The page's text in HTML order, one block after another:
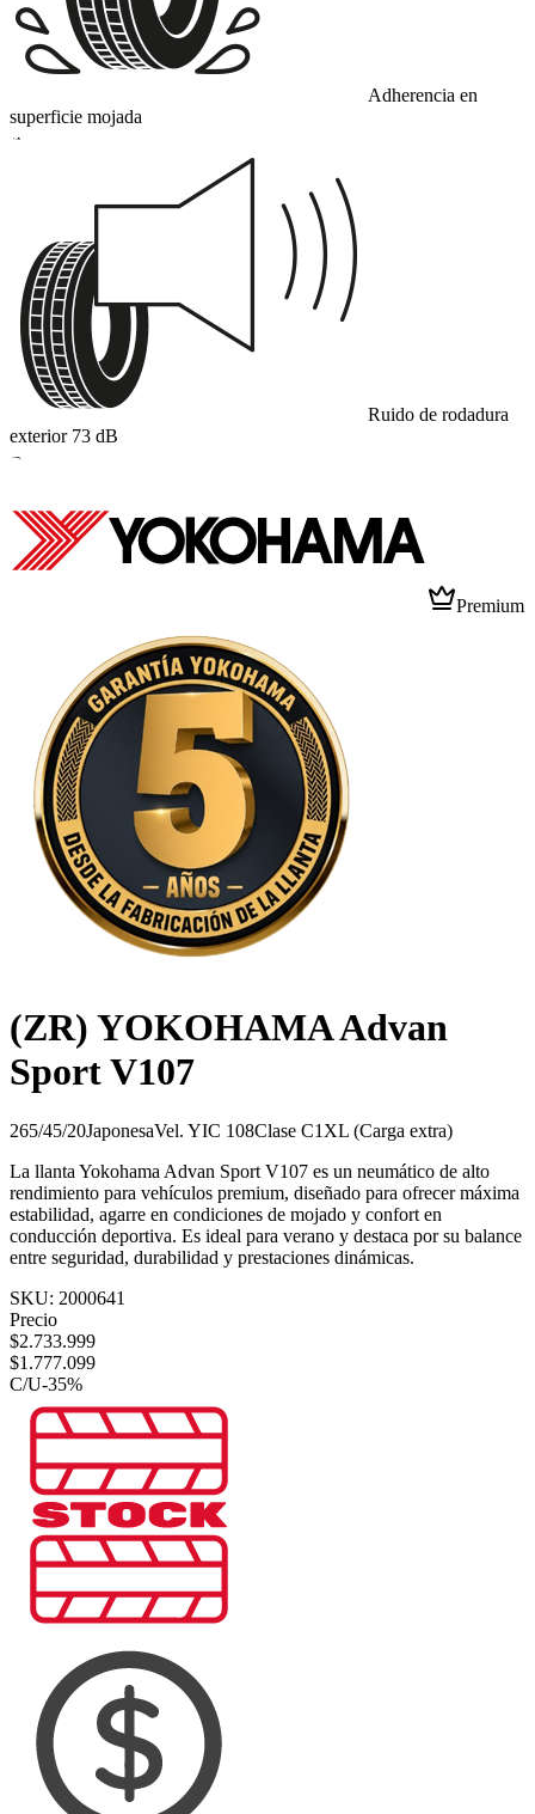
Adherencia en
superficie mojada
A
Ruido de rodadura
exterior 73 dB
B
Premium
(ZR) YOKOHAMA Advan
Sport V107
265/45/20JaponesaVel. YIC 108Clase C1 XL (Carga extra)
La llanta Yokohama Advan Sport V107 es un neumático de alto
rendimiento para vehículos premium, diseñado para ofrecer máxima
estabilidad, agarre en condiciones de mojado y confort en
conducción deportiva. Es ideal para verano y destaca por su balance
entre seguridad, durabilidad y prestaciones dinámicas.
SKU: 2000641
Precio
$2.733.999
$1.777.099
C/U-35%